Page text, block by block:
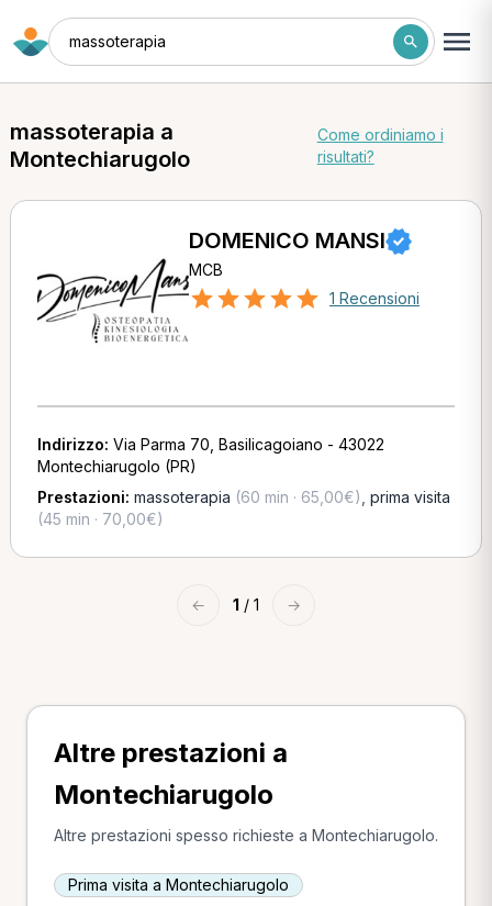
massoterapia
massoterapia a
Montechiarugolo
Come ordiniamo i
risultati?
DOMENICO MANSI
MCB
1 Recensioni
Indirizzo: Via Parma 70, Basilicagoiano - 43022
Montechiarugolo (PR)
Prestazioni: massoterapia (60 min · 65,00€) prima visita
(45 min · 70,00€)
← 1 / 1 →
Altre prestazioni a
Montechiarugolo
Altre prestazioni spesso richieste a Montechiarugolo.
Prima visita a Montechiarugolo